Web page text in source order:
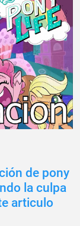
de pony
la culpa
articulo